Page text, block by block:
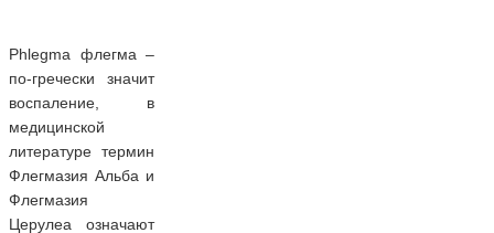
Phlegma флегма –
по-гречески значит
воспаление, в
медицинской
литературе термин
Флегмазия Альба и
Флегмазия
Церулеа означают